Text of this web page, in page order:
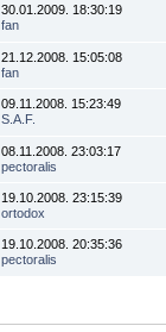
30.01.2009. 18:30:19
fan
21.12.2008. 15:05:08
fan
09.11.2008. 15:23:49
S.A.F.
08.11.2008. 23:03:17
pectoralis
19.10.2008. 23:15:39
ortodox
19.10.2008. 20:35:36
pectoralis